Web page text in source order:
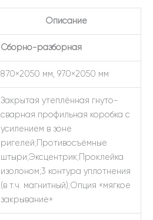
Описание
Сборно-разборная
870×2050 мм, 970×2050 мм
Закрытая утеплённая гнуто-
сварная профильная коробка с
усилением в зоне
ригелей;Противосъёмные
штыри;Эксцентрик;Проклейка
изолоном;3 контура уплотнения
(в т.ч. магнитный);Опция «мягкое
закрывание»